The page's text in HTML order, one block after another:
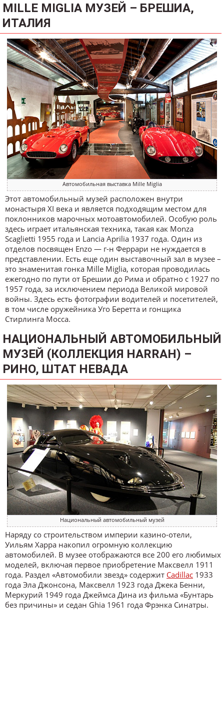
MILLE MIGLIA МУЗЕЙ – БРЕШИА,
ИТАЛИЯ
Автомобильная выставка Mille Miglia
Этот автомобильный музей расположен внутри
монастыря XI века и является подходящим местом для
поклонников марочных мотоавтомобилей. Особую роль
здесь играет итальянская техника, такая как Monza
Scaglietti 1955 года и Lancia Aprilia 1937 года. Один из
отделов посвящен Enzo — г-н Феррари не нуждается в
представлении. Есть еще один выставочный зал в музее –
это знаменитая гонка Mille Miglia, которая проводилась
ежегодно по пути от Брешии до Рима и обратно с 1927 по
1957 года, за исключением периода Великой мировой
войны. Здесь есть фотографии водителей и посетителей,
в том числе оружейника Уго Беретта и гонщика
Стирлинга Мосса.
НАЦИОНАЛЬНЫЙ АВТОМОБИЛЬНЫЙ
МУЗЕЙ (КОЛЛЕКЦИЯ HARRAH) –
РИНО, ШТАТ НЕВАДА
Национальный автомобильный музей
Наряду со строительством империи казино-отели,
Уильям Харра накопил огромную коллекцию
автомобилей. В музее отображаются все 200 его любимых
моделей, включая первое приобретение Максвелл 1911
года. Раздел «Автомобили звезд» содержит Cadillac 1933
года Эла Джонсона, Максвелл 1923 года Джека Бенни,
Меркурий 1949 года Джеймса Дина из фильма «Бунтарь
без причины» и седан Ghia 1961 года Фрэнка Синатры.